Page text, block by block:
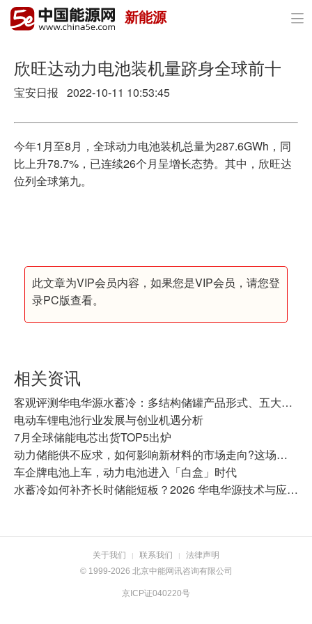
首页
政策与经济
油气
煤炭
电力
新能源 
欣旺达动力电池装机量跻身全球前十
宝安日报 2022-10-11 10:53:45
今年1月至8月，全球动力电池装机总量为287.6GWh，同
比上升78.7%，已连续26个月呈增长态势。其中，欣旺达
位列全球第九。
此文章为VIP会员内容，如果您是VIP会员，请您登
录PC版查看。
相关资讯
客观评测华电华源水蓄冷：多结构储罐产品形式、五大核心技术及全链条竞争优势
电动车锂电池行业发展与创业机遇分析
7月全球储能电芯出货TOP5出炉
动力储能供不应求，如何影响新材料的市场走向?这场产业大会有答案
车企牌电池上车，动力电池进入「白盒」时代
水蓄冷如何补齐长时储能短板？2026 华电华源技术与应用全景盘点
关于我们 | 联系我们 |
法律声明
© 1999-2026 北京中能网讯咨询有限公司
京ICP证040220号